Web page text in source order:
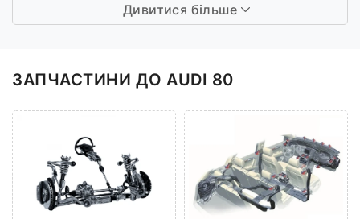
Дивитися більше
ЗАПЧАСТИНИ ДО AUDI 80